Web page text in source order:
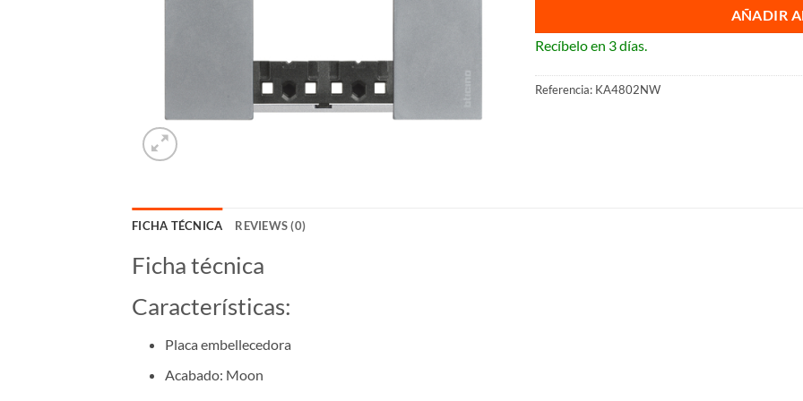
AÑADIR
Recíbelo en 3 días.
Referencia: KA4802NW
FICHA TÉCNICA REVIEWS (0)
Ficha técnica
Características:
Placa embellecedora
Acabado: Moon